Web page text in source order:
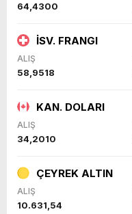
64,4300
İSV. FRANGI
ALIŞ
58,9518
KAN. DOLARI
ALIŞ
34,2010
ÇEYREK ALTIN
ALIŞ
10.631,54